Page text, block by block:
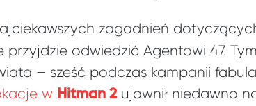
zagadnień
przyjdzie odwiedzić Agentowi 47.
– sześć podczas kampanii
w Hitman 2ujawnił niedawno